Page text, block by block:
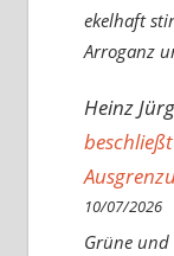
ekelhaft
Arroganz
Heinz
10/07/2026
Grüne und